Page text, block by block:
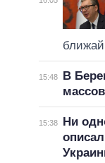
15:48
В
15:38
Ни